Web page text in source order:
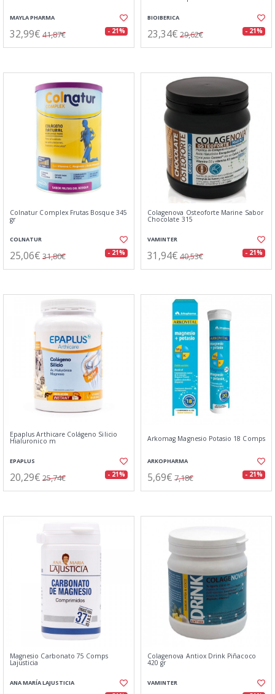
MAYLA PHARMA
32,99€ 41,87€ - 21%
BIOIBERICA
23,34€ 29,62€ - 21%
Colnatur Complex Frutas Bosque 345
gr
COLNATUR
25,06€ 31,80€ - 21%
Colagenova Osteoforte Marine Sabor
Chocolate 315
VAMINTER
31,94€ 40,53€ - 21%
Epaplus Arthicare Colágeno Silicio
Hialuronico m
EPAPLUS
20,29€ 25,74€ - 21%
Arkomag Magnesio Potasio 18 Comps
ARKOPHARMA
5,69€ 7,18€ - 21%
Magnesio Carbonato 75 Comps
Lajusticia
ANA MARÍA LAJUSTICIA
Colagenova Antiox Drink Piñacoco
420 gr
VAMINTER